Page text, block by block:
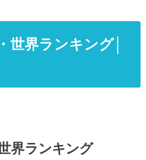
世界ランキング│
ランキング